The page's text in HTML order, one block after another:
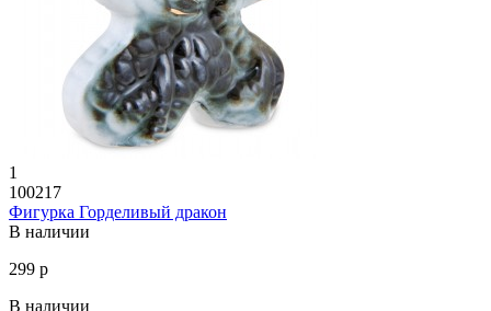
1
100217
Фигурка Горделивый дракон
В наличии
299 р
В наличии